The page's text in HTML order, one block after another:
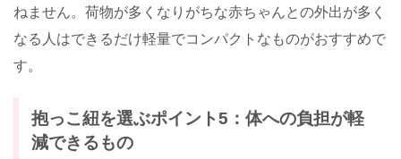
ねません。荷物が多くなりがちな赤ちゃんとの外出が多く
なる人はできるだけ軽量でコンパクトなものがおすすめで
す。
抱っこ紐を選ぶポイント5：体への負担が軽
減できるもの